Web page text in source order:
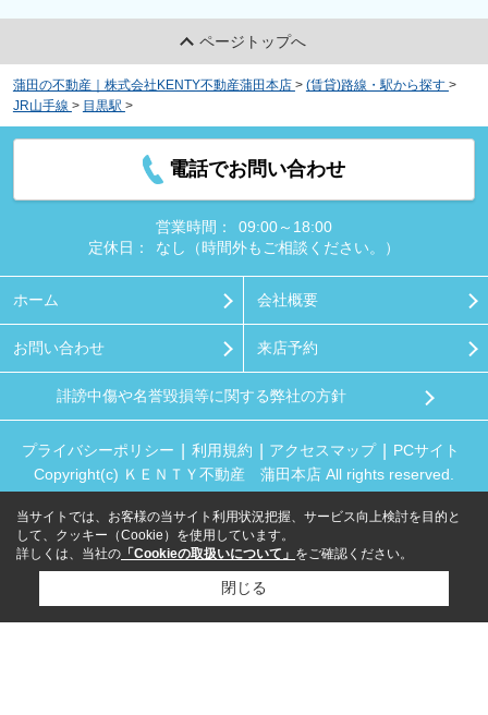
ページトップへ
蒲田の不動産｜株式会社KENTY不動産蒲田本店 > (賃貸)路線・駅から探す >
JR山手線 > 目黒駅 >
電話でお問い合わせ
営業時間：
09:00～18:00
定休日：
なし（時間外もご相談ください。）
ホーム 会社概要
お問い合わせ 来店予約
誹謗中傷や名誉毀損等に関する弊社の方針
プライバシーポリシー 利用規約 アクセスマップ
PCサイト
Copyright(c) ＫＥＮＴＹ不動産 蒲田本店 All rights reserved.
当サイトでは、お客様の当サイト利用状況把握、サービス向上検討を目的と
して、クッキー（Cookie）を使用しています。
詳しくは、当社の 「Cookieの取扱いについて」 をご確認ください。
閉じる